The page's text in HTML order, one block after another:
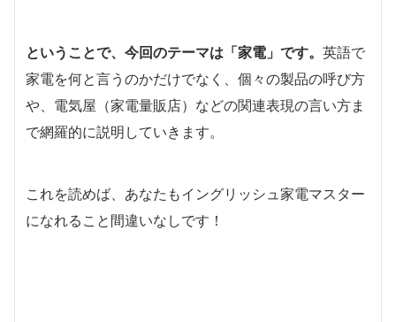
ということで、今回のテーマは「家電」です。 英語で
家電を何と言うのかだけでなく、個々の製品の呼び方
や、電気屋（家電量販店）などの関連表現の言い方ま
で網羅的に説明していきます。
これを読めば、あなたもイングリッシュ家電マスター
になれること間違いなしです！